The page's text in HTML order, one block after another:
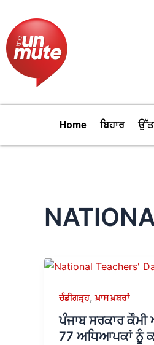
content
Home ਬਿਹਾਰ
ਚੰਡੀਗੜ੍ਹ,ਖ਼ਾਸ ਖ਼ਬਰਾਂ
ਪੰਜਾਬ ਸਰਕਾਰ ਕੌਮੀ
77 ਅਧਿਆਪਕਾਂ ਨੂੰ